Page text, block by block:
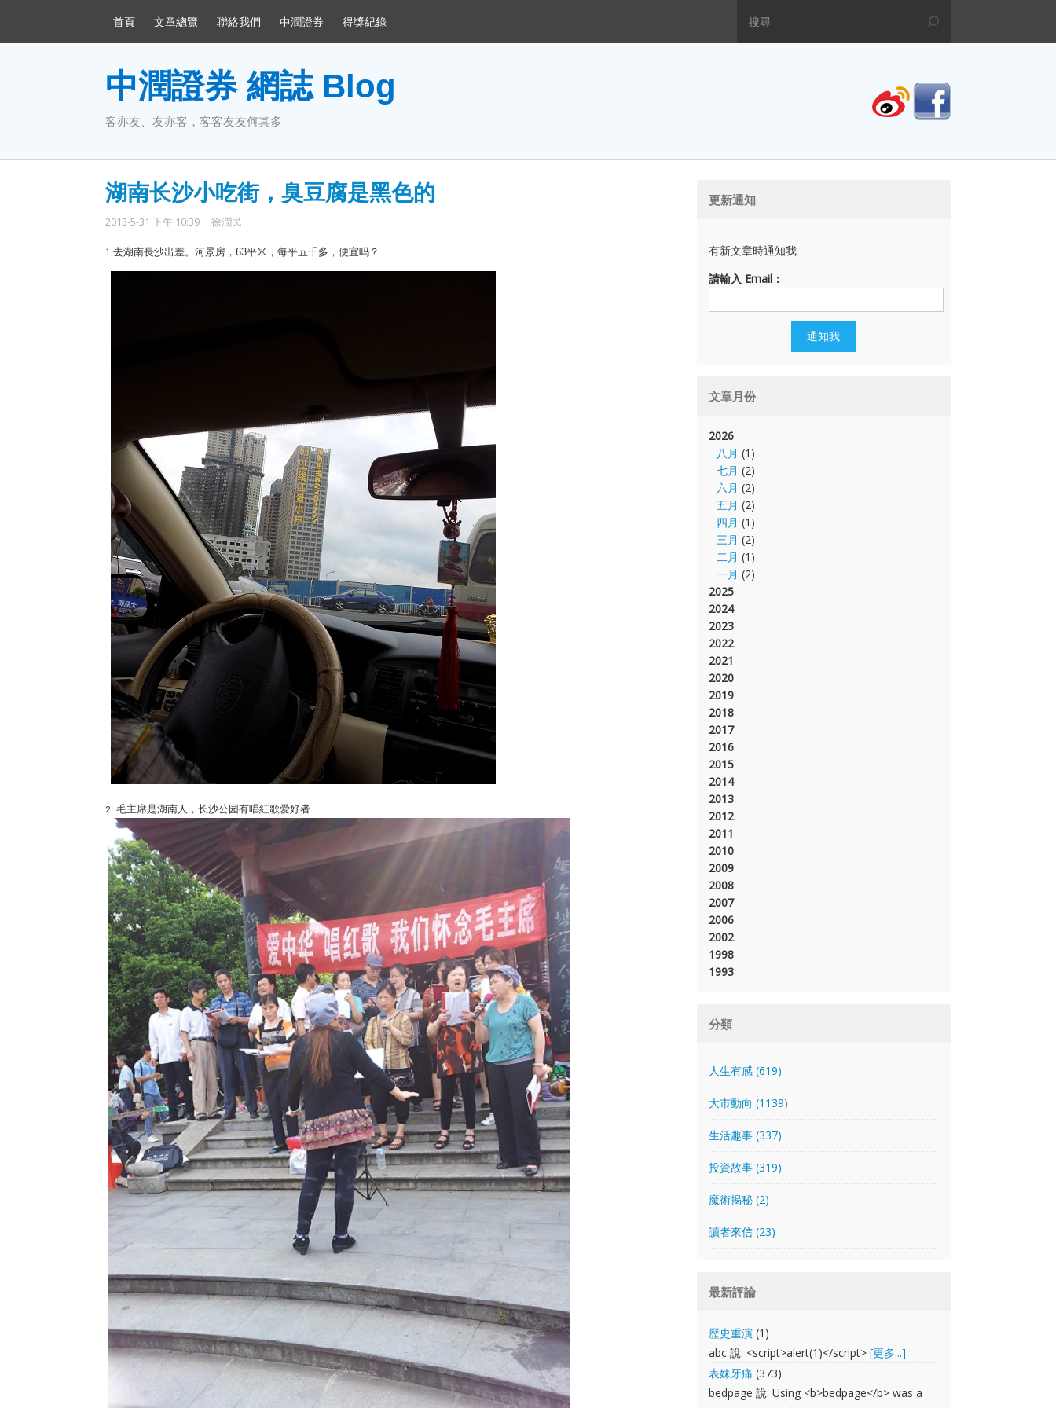
首頁 文章總覽 聯絡我們 中潤證券 得獎紀錄
中潤證券 網誌 Blog
客亦友、友亦客，客客友友何其多
湖南长沙小吃街，臭豆腐是黑色的
2013-5-31 下午 10:39 徐潤民
1.去湖南長沙出差。河景房，63平米，每平五千多，便宜吗？
2. 毛主席是湖南人，长沙公园有唱紅歌爱好者
更新通知
有新文章時通知我
請輸入 Email：
文章月份
2026
八月 (1)
七月 (2)
六月 (2)
五月 (2)
四月 (1)
三月 (2)
二月 (1)
一月 (2)
2025
2024
2023
2022
2021
2020
2019
2018
2017
2016
2015
2014
2013
2012
2011
2010
2009
2008
2007
2006
2002
1998
1993
分類
人生有感 (619)
大市動向 (1139)
生活趣事 (337)
投資故事 (319)
魔術揭秘 (2)
讀者來信 (23)
最新評論
歷史重演 (1)
abc 說: <script>alert(1)</script>[更多...]
表妹牙痛 (373)
bedpage 說: Using <b>bedpage</b> was a